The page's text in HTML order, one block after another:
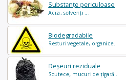
Substanțe periculoase
Acizi, solvenți ...
Biodegradabile
Resturi vegetale, organice..
Deșeuri reziduale
Scutece, mucuri de țigară..